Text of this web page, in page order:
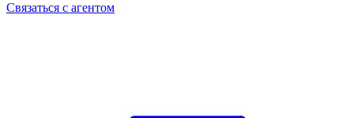
Связаться с агентом